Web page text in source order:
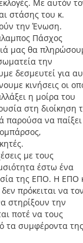
Με αυτόν
στάσης του κ.
την Ένωση.
Πάσχος
μας θα
την
δεσμευτεί για
κινήσεις οι
η μοίρα του
στη διοίκηση
παρούσα να
με τους
έστω ένα
της ΕΠΟ. Η ΕΠΟ
πρόκειται να τον
στηρίξουν την
ποτέ να τους
τα συμφέροντα της